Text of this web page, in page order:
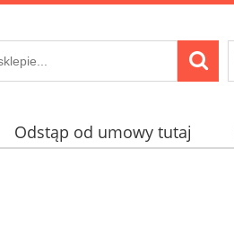
Odstąp od umowy tutaj